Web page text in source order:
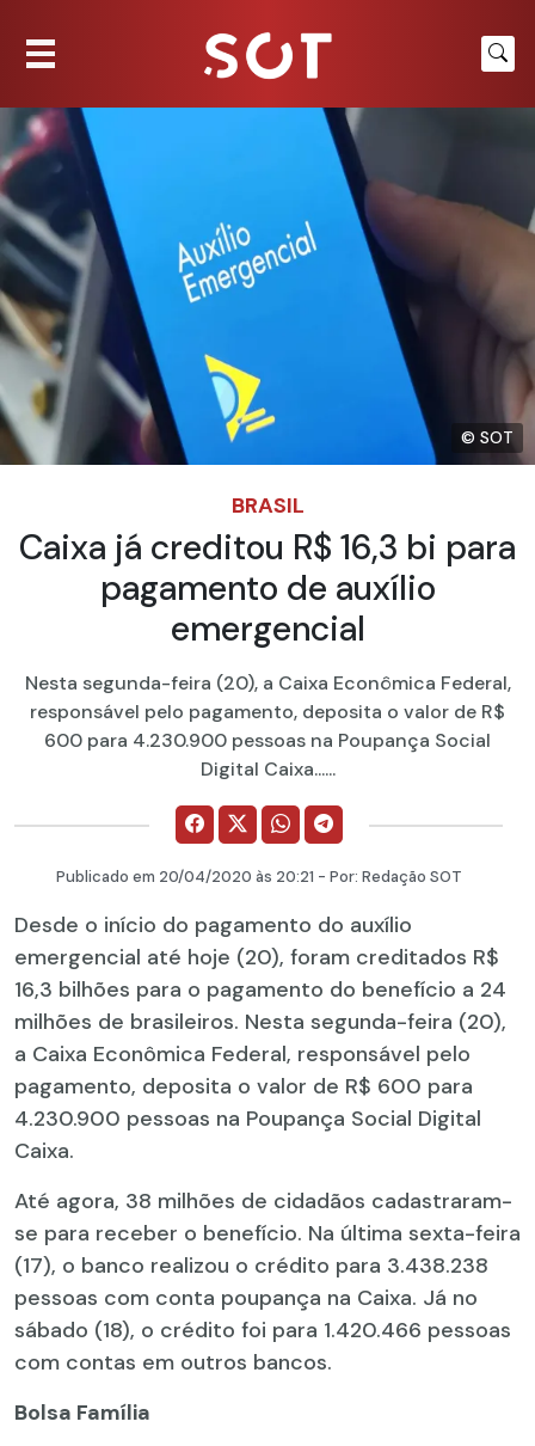
© SOT
BRASIL
Caixa já creditou R$ 16,3 bi para
pagamento de auxílio
emergencial
Nesta segunda-feira (20), a Caixa Econômica Federal,
responsável pelo pagamento, deposita o valor de R$
600 para 4.230.900 pessoas na Poupança Social
Digital Caixa......
Publicado em 20/04/2020 às 20:21 - Por: Redação SOT
Desde o início do pagamento do auxílio
emergencial até hoje (20), foram creditados R$
16,3 bilhões para o pagamento do benefício a 24
milhões de brasileiros. Nesta segunda-feira (20),
a Caixa Econômica Federal, responsável pelo
pagamento, deposita o valor de R$ 600 para
4.230.900 pessoas na Poupança Social Digital
Caixa.
Até agora, 38 milhões de cidadãos cadastraram-
se para receber o benefício. Na última sexta-feira
(17), o banco realizou o crédito para 3.438.238
pessoas com conta poupança na Caixa. Já no
sábado (18), o crédito foi para 1.420.466 pessoas
com contas em outros bancos.
Bolsa Família